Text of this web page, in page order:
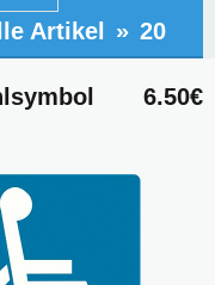
Artikel » 20
6.50€